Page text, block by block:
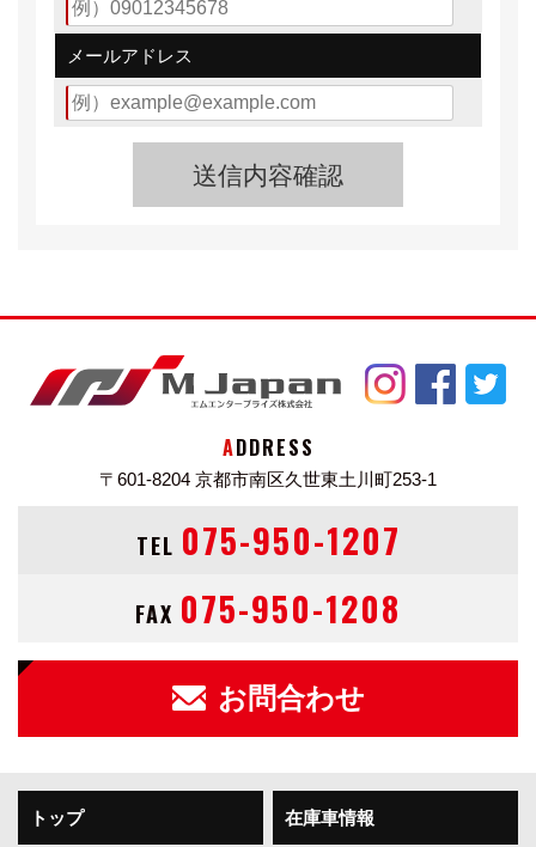
ギヤシフト（5AGS）を設定。
5速マニュアルトランスミッションは、1速から4速をク
がりの良いギヤ比とすることで
スポーティーな走りとシフトチェンジすることの楽しさ
スポーツドライビングがより楽しめる5速マニュアルモ
軽減ブレーキ「デュアルセンサーブレーキサポート」を
採用。
あわせて誤発進抑制機能、車線逸脱警報機能、ふらつき
警報機能、先行車発進お知らせ機能、ハイビームアシス
の衝突回避または被害軽減を図る「後退時ブレーキサポ
キセーフティサポート」の機能を充実させた。
ボディカラーは、新設定の「ブリスクブルーメタリッ
ク」を含む全4色を用意。
メールアドレス
ADDRESS
〒601-8204 京都市南区久世東土川町253-1
TEL 075-950-1207
FAX 075-950-1208
お問合わせ
トップ 在庫車情報